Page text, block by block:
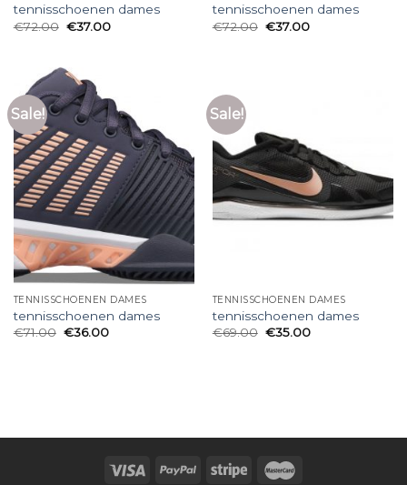
tennisschoenen dames
€72.00 €37.00
tennisschoenen dames
€72.00 €37.00
Sale!
TENNISSCHOENEN DAMES
tennisschoenen dames
€71.00 €36.00
Sale!
TENNISSCHOENEN DAMES
tennisschoenen dames
€69.00 €35.00